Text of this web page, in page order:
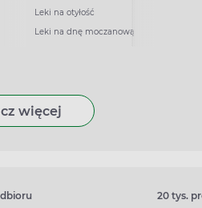
Leki na otyłość
Leki na dnę moczanową
więcej
20 tys.